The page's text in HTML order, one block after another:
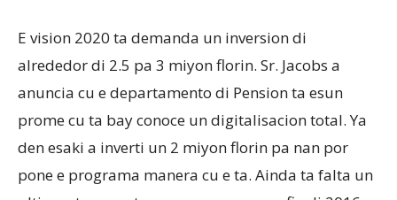
E vision 2020 ta demanda un inversion di
alrededor di 2.5 pa 3 miyon florin. Sr. Jacobs a
anuncia cu e departamento di Pension ta esun
prome cu ta bay conoce un digitalisacion total. Ya
den esaki a inverti un 2 miyon florin pa nan por
pone e programa manera cu e ta. Ainda ta falta un